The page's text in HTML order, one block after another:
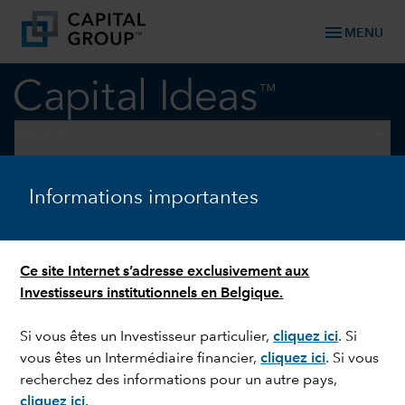
Informations importantes
Ce site Internet s’adresse exclusivement aux
Investisseurs institutionnels en Belgique.
Si vous êtes un Investisseur particulier,cliquez ici. Si
vous êtes un Intermédiaire financier,cliquez ici. Si vous
recherchez des informations pour un autre pays,
cliquez ici.
menu MENU
ACTIONS
Small caps : 7 opportunités
pour se lancer en 2024